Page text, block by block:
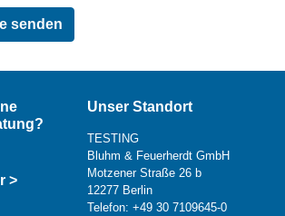
>
Unser Standort
TESTING
Bluhm & Feuerherdt GmbH
Motzener Straße 26 b
12277 Berlin
Telefon: +49 30 7109645-0